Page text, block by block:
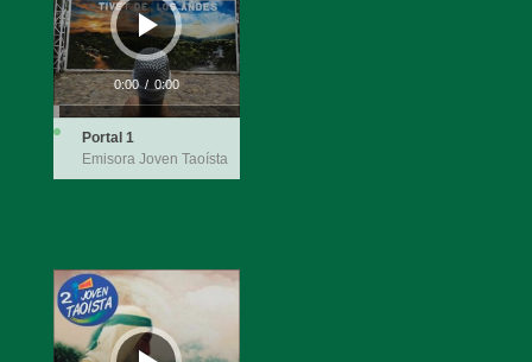
0:00 / 0:00
Portal 1
Emisora Joven Taoísta
Reproductor
de
audio